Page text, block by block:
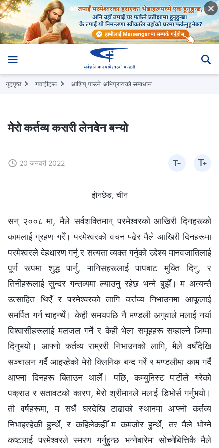
गृहपृष्ठ गवाहीहरू आशिष् पाउने अभिप्रायको समाधान
मेरो कर्तव्य कसरी लेनदेन बन्यो
20 जनवरी 2022
झेनछेङ, चीन
सन् २००८ मा, मैले सर्वशक्तिमान् परमेश्‍वरको आखिरी दिनहरूको
कामलाई ग्रहण गरेँ। परमेश्‍वरको वचन पढेर मैले आखिरी दिनहरूमा
परमेश्‍वरले देहधारण गर्नु र सत्यता व्यक्त गर्नुको उद्देश्‍य मानवजातिलाई
पूर्ण रूपमा शुद्ध पार्नु, मानिसहरूलाई पापबाट मुक्ति दिनु, र
तिनीहरूलाई सुन्दर गन्तव्यमा ल्याउनु रहेछ भन्‍ने बुझेँ। म अत्यन्तै
उत्साहित थिएँ र परमेश्‍वरको लागि कर्तव्य निभाउनमा आफूलाई
समर्पित गर्न चाहन्थेँ। केही समयपछि नै मण्डली अगुवाले मलाई नयाँ
विश्‍वासीहरूलाई मलजल गर्ने र केही भेला समूहहरू सम्हाल्ने जिम्‍मा
दिनुभयो। आफ्‍नो कर्तव्य राम्ररी निभाउनको लागि, मैले वर्षौँदेखि
सञ्चालन गर्दै आइरहेको मेरो क्‍लिनिक बन्द गरेँ र मण्डलीमा काम गर्दै
आफ्‍ना दिनहरू बिताउन थालेँ। पछि, कम्युनिस्ट पार्टीले गरेको
पक्राउ र सतावटको कारण, मेरो श्रीमानले मलाई डिभोर्स गर्नुभयो।
ती वर्षहरूमा, म सधैँ घरदेखि टाढाको स्थानमा आफ्‍नो कर्तव्य
निभाइरहेकी हुन्थेँ, र कहिलेकहीँ म कमजोर हुन्थेँ, तर मैले भोग्‍ने
कष्टलाई परमेश्‍वरले स्मरण गर्नुहुन्छ भन्‍नेबारेमा सोच्‍नेबित्तिकै मैले